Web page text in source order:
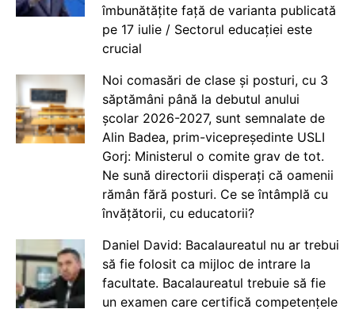
îmbunătățite față de varianta publicată
pe 17 iulie / Sectorul educației este
crucial
Noi comasări de clase și posturi, cu 3
săptămâni până la debutul anului
școlar 2026-2027, sunt semnalate de
Alin Badea, prim-vicepreședinte USLI
Gorj: Ministerul o comite grav de tot.
Ne sună directorii disperați că oamenii
rămân fără posturi. Ce se întâmplă cu
învățătorii, cu educatorii?
Daniel David: Bacalaureatul nu ar trebui
să fie folosit ca mijloc de intrare la
facultate. Bacalaureatul trebuie să fie
un examen care certifică competențele